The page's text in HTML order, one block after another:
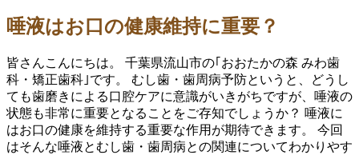
唾液はお口の健康維持に重要？
皆さんこんにちは。 千葉県流山市の｢おおたかの森 みわ歯
科・矯正歯科｣です。 むし歯・歯周病予防というと、どうし
ても歯磨きによる口腔ケアに意識がいきがちですが、唾液の
状態も非常に重要となることをご存知でしょうか？ 唾液に
はお口の健康を維持する重要な作用が期待できます。 今回
はそんな唾液とむし歯・歯周病との関連についてわかりやす